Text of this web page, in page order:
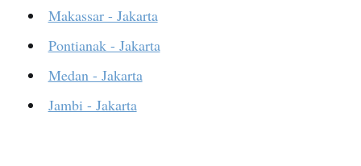
Makassar - Jakarta
Pontianak - Jakarta
Medan - Jakarta
Jambi - Jakarta